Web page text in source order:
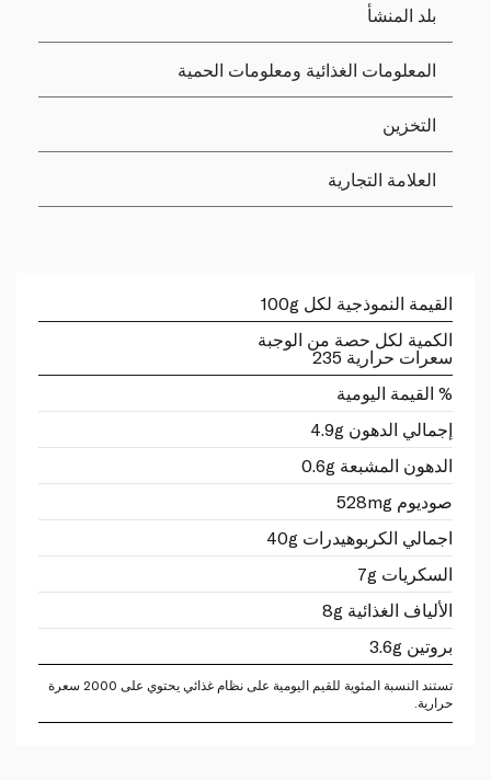
بلد المنشأ
المعلومات الغذائية ومعلومات الحمية
التخزين
العلامة التجارية
القيمة النموذجية لكل 100g
الكمية لكل حصة من الوجبة
سعرات حرارية 235
% القيمة اليومية
إجمالي الدهون 4.9g
الدهون المشبعة 0.6g
صوديوم 528mg
اجمالي الكربوهيدرات 40g
السكريات 7g
الألياف الغذائية 8g
بروتين 3.6g
تستند النسبة المئوية للقيم اليومية على نظام غذائي يحتوي على 2000 سعرة
حرارية.